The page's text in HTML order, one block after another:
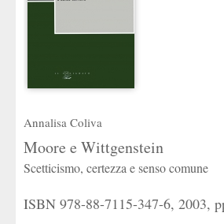
Annalisa Coliva
Moore e Wittgenstein
Scetticismo, certezza e senso comune
ISBN 978-88-7115-347-6, 2003,